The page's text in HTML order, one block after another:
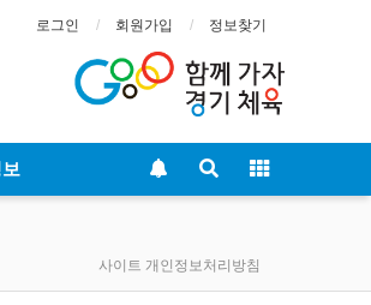
로그인 회원가입 정보찾기
사이트 개인정보처리방침